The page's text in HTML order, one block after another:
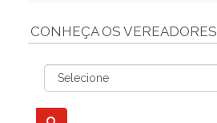
CONHEÇA OS VEREADORES